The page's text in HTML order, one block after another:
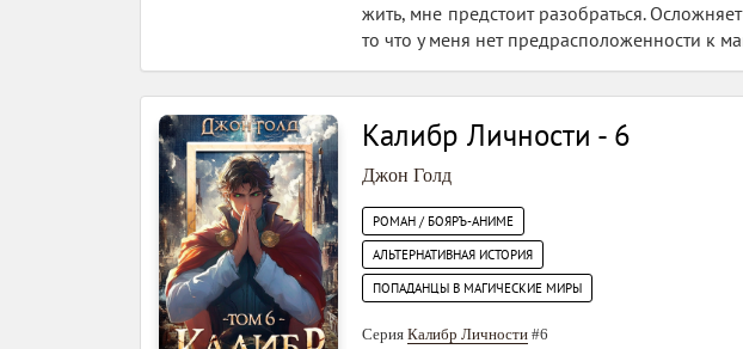
жить, мне предстоит разобраться.
то что у меня нет предрасположенности к
Калибр Личности - 6
Джон Голд
РОМАН / БОЯРЪ-АНИМЕ
АЛЬТЕРНАТИВНАЯ ИСТОРИЯ
ПОПАДАНЦЫ В МАГИЧЕСКИЕ МИРЫ
Серия Калибр Личности #6